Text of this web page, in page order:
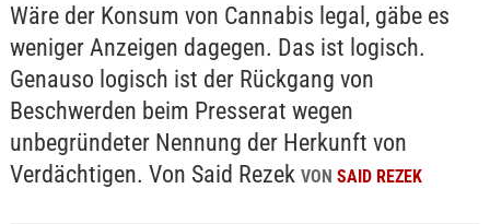
Wäre der Konsum von Cannabis legal, gäbe es
weniger Anzeigen dagegen. Das ist logisch.
Genauso logisch ist der Rückgang von
Beschwerden beim Presserat wegen
unbegründeter Nennung der Herkunft von
Verdächtigen. Von Said Rezek VON SAID REZEK